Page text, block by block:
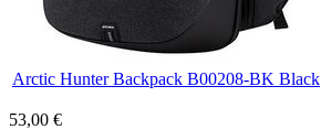
Arctic Hunter Backpack B00208-BK Black
53,00 €